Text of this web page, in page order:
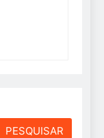
PESQUISAR